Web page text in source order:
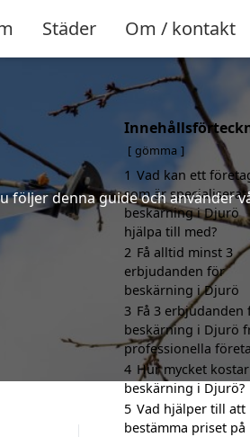
Städer Om / kontakt
följer denna guide och använder
gömma
1 Vad kan ett
som är specialiserat
beskärning i Djurö
hjälpa till med?
2 Få alltid minst 3
erbjudanden för
beskärning i Djurö
3 Få 3 erbjudanden
beskärning i Djurö
professionella
4 Hur mycket kostar
beskärning i Djurö?
5 Vad hjälper till att
bestämma priset på